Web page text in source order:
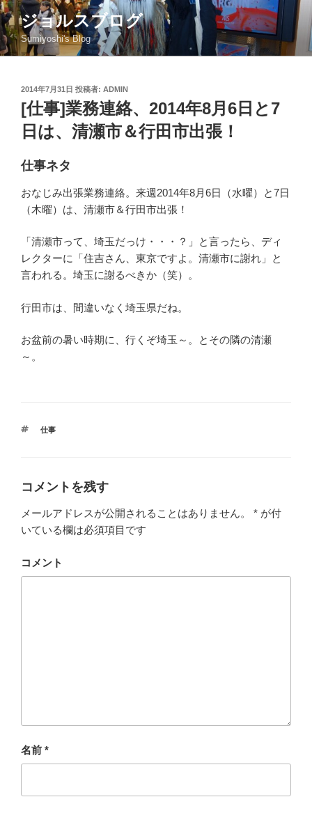
コ
ン
テ
ン
ジョルスブログ
Sumiyoshi's Blog
投
稿
日:
2014年7月31日 投稿者: ADMIN
[仕事]業務連絡、2014年8月6日と7
日は、清瀬市＆行田市出張！
仕事ネタ
おなじみ出張業務連絡。来週2014年8月6日（水曜）と7日
（木曜）は、清瀬市＆行田市出張！
「清瀬市って、埼玉だっけ・・・？」と言ったら、ディ
レクターに「住吉さん、東京ですよ。清瀬市に謝れ」と
言われる。埼玉に謝るべきか（笑）。
行田市は、間違いなく埼玉県だね。
お盆前の暑い時期に、行くぞ埼玉～。とその隣の清瀬
～。
タ
仕事
コメントを残す
メールアドレスが公開されることはありません。 * が付
いている欄は必須項目です
コメント
名前 *